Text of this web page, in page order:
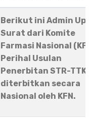
Berikut ini Admin
Surat dari Komite
Farmasi Nasional
Perihal Usulan
Penerbitan STR-TTK
diterbitkan secara
Nasional oleh KFN.